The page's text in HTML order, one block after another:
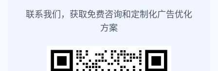
联系我们，获取免费咨询和定制化广告优化
方案